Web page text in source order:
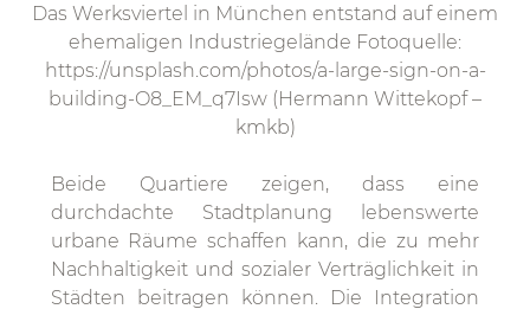
Das Werksviertel in München entstand auf einem
ehemaligen Industriegelände Fotoquelle:
https://unsplash.com/photos/a-large-sign-on-a-
building-O8_EM_q7Isw (Hermann Wittekopf –
kmkb)
Beide Quartiere zeigen, dass eine
durchdachte Stadtplanung lebenswerte
urbane Räume schaffen kann, die zu mehr
Nachhaltigkeit und sozialer Verträglichkeit in
Städten beitragen können. Die Integration